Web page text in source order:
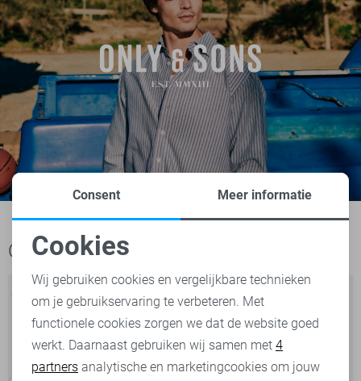
Ook het bekijken waard
Noodzakelijke cookies
Personalisatie cookies
Analytische cookies
Consent Meer informatie
Cookies
Wij gebruiken cookies en vergelijkbare technieken
om je gebruikservaring te verbeteren. Met
functionele cookies zorgen we dat de website goed
werkt. Daarnaast gebruiken wij samen met 4
partners analytische en marketingcookies om jouw